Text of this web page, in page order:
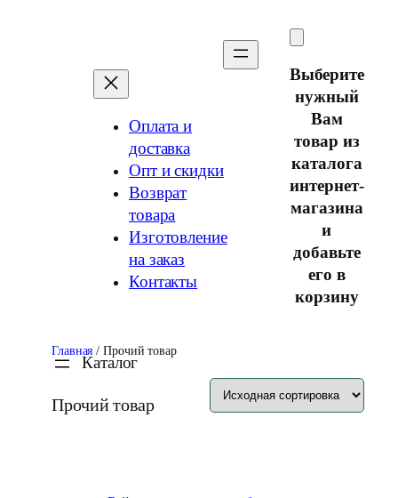
Оплата и
доставка
Опт и скидки
Возврат
товара
Изготовление
на заказ
Контакты
Выберите
нужный
Вам
товар из
каталога
интернет-
магазина
и
добавьте
его в
корзину
Главная / Прочий товар
Каталог
Прочий товар